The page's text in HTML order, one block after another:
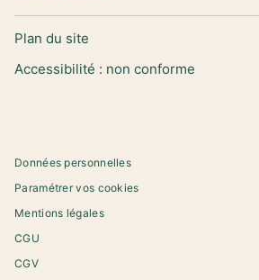
Plan du site
Accessibilité : non conforme
Données personnelles
Paramétrer vos cookies
Mentions légales
CGU
CGV